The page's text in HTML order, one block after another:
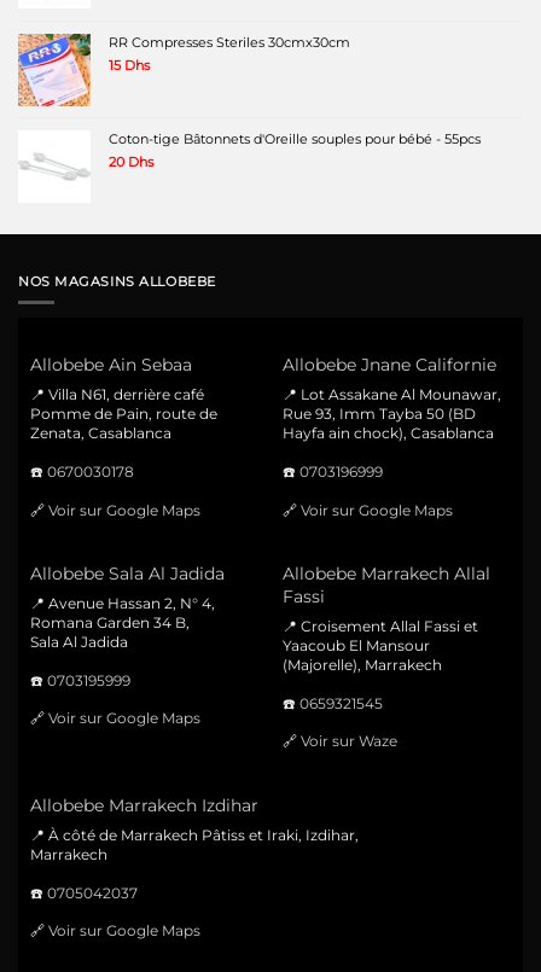
RR Compresses Steriles 30cmx30cm
15 Dhs
Coton-tige Bâtonnets d'Oreille souples pour bébé - 55pcs
20 Dhs
NOS MAGASINS ALLOBEBE
Allobebe Ain Sebaa
📍 Villa N61, derrière café
Pomme de Pain, route de
Zenata, Casablanca
☎️ 0670030178
🔗 Voir sur Google Maps
Allobebe Jnane Californie
📍 Lot Assakane Al Mounawar,
Rue 93, Imm Tayba 50 (BD
Hayfa ain chock), Casablanca
☎️ 0703196999
🔗 Voir sur Google Maps
Allobebe Sala Al Jadida
📍 Avenue Hassan 2, N° 4,
Romana Garden 34 B,
Sala Al Jadida
☎️ 0703195999
🔗 Voir sur Google Maps
Allobebe Marrakech Allal
Fassi
📍 Croisement Allal Fassi et
Yaacoub El Mansour
(Majorelle), Marrakech
☎️ 0659321545
🔗 Voir sur Waze
Allobebe Marrakech Izdihar
📍 À côté de Marrakech Pâtiss et Iraki, Izdihar,
Marrakech
☎️ 0705042037
🔗 Voir sur Google Maps